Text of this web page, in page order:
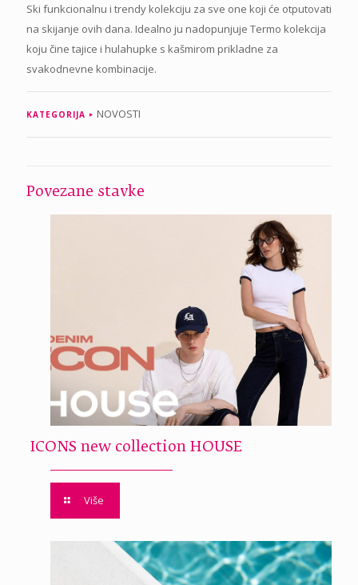
Ski funkcionalnu i trendy kolekciju za sve one koji će otputovati
na skijanje ovih dana. Idealno ju nadopunjuje Termo kolekcija
koju čine tajice i hulahupke s kašmirom prikladne za
svakodnevne kombinacije.
KATEGORIJA NOVOSTI
Povezane stavke
ICONS new collection HOUSE
Više